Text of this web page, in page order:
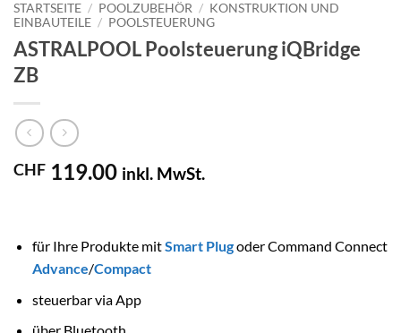
STARTSEITE / POOLZUBEHÖR / KONSTRUKTION UND
EINBAUTEILE / POOLSTEUERUNG
ASTRALPOOL Poolsteuerung iQBridge
ZB
CHF 119.00 inkl. MwSt.
für Ihre Produkte mitSmart Plugoder Command Connect
Advance/Compact
steuerbar via App